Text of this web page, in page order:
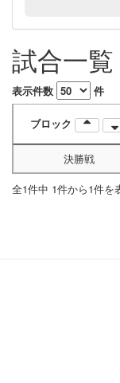
試合一覧
表示件数 件
ブロック
決勝戦
全1件中 1件から1件を